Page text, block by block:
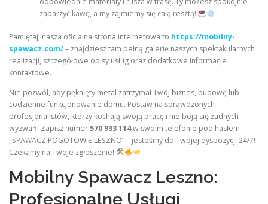
zaparzyć kawę, a my zajmiemy się całą resztą!
Pamiętaj, nasza oficjalna strona internetowa to https://mobilny-
spawacz.com/– znajdziesz tam pełną galerię naszych spektakularnych
realizacji, szczegółowe opisy usług oraz dodatkowe informacje
kontaktowe.
Nie pozwól, aby pęknięty metal zatrzymał Twój biznes, budowę lub
codzienne funkcjonowanie domu. Postaw na sprawdzonych
profesjonalistów, którzy kochają swoją pracę i nie boją się żadnych
wyzwań. Zapisz numer 570 933 114w swoim telefonie pod hasłem
„SPAWACZ POGOTOWIE LESZNO” – jesteśmy do Twojej dyspozycji 24/7!
Czekamy na Twoje zgłoszenie!
Mobilny Spawacz Leszno:
Profesjonalne Usługi